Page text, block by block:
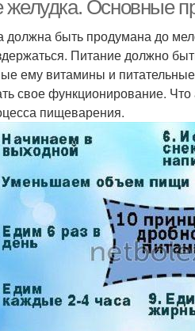
желудка. Основные
должна быть продумана до
Питание должно
ему витамины и
свое функционирование.
пищеварения.